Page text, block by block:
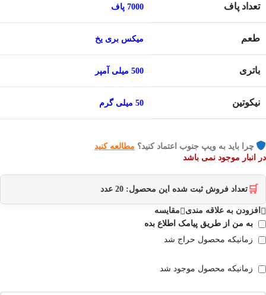
تعداد پاف 7000 پاف
طعم میکس بری یخ
باتری 500 میلی آمپر
نیکوتین 50 میلی گرم
چرا باید به ویپ جنوب اعتماد کنید؟ مطالعه کنید
در انبار موجود نمی باشد
🛒 تعداد فروش ثبت شده این محصول: 20 عدد
افزودن به علاقه مندی
مقایسه
به من از طریق پیامک اطلاع بده
زمانیکه محصول حراج شد
زمانیکه محصول موجود شد